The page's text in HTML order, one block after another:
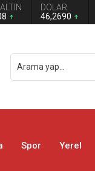
DOLAR
46,2690
Spor Yerel